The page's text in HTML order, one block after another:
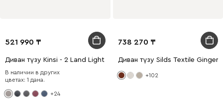
521 990
Диван түзу Kinsi - 2 Land Light
В наличии в других
цветах: 1 дана.
+24
738 270
Диван түзу Silds Textile Ginger
+102